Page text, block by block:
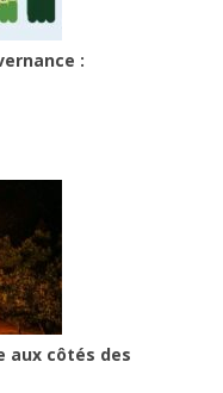
:
aux côtés des